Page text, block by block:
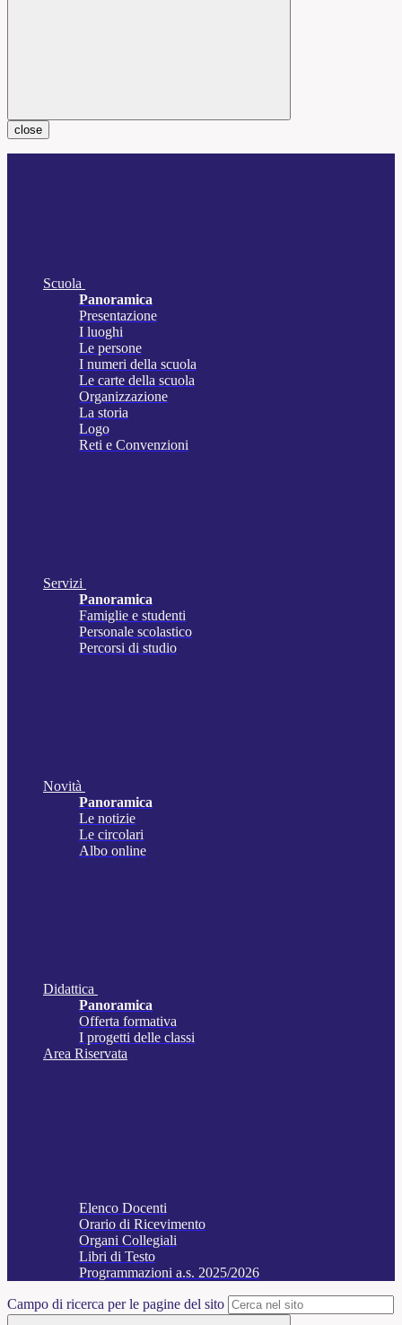
close
Scuola
Panoramica
Presentazione
I luoghi
Le persone
I numeri della scuola
Le carte della scuola
Organizzazione
La storia
Logo
Reti e Convenzioni
Servizi
Panoramica
Famiglie e studenti
Personale scolastico
Percorsi di studio
Novità
Panoramica
Le notizie
Le circolari
Albo online
Didattica
Panoramica
Offerta formativa
I progetti delle classi
Area Riservata
Elenco Docenti
Orario di Ricevimento
Organi Collegiali
Libri di Testo
Programmazioni a.s. 2025/2026
Campo di ricerca per le pagine del sito